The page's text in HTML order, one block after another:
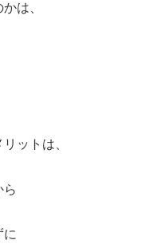
は、
ットは、
ら
に